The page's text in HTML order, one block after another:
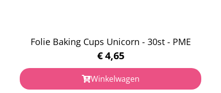
Folie Baking Cups Unicorn - 30st - PME
€4,65
Winkelwagen